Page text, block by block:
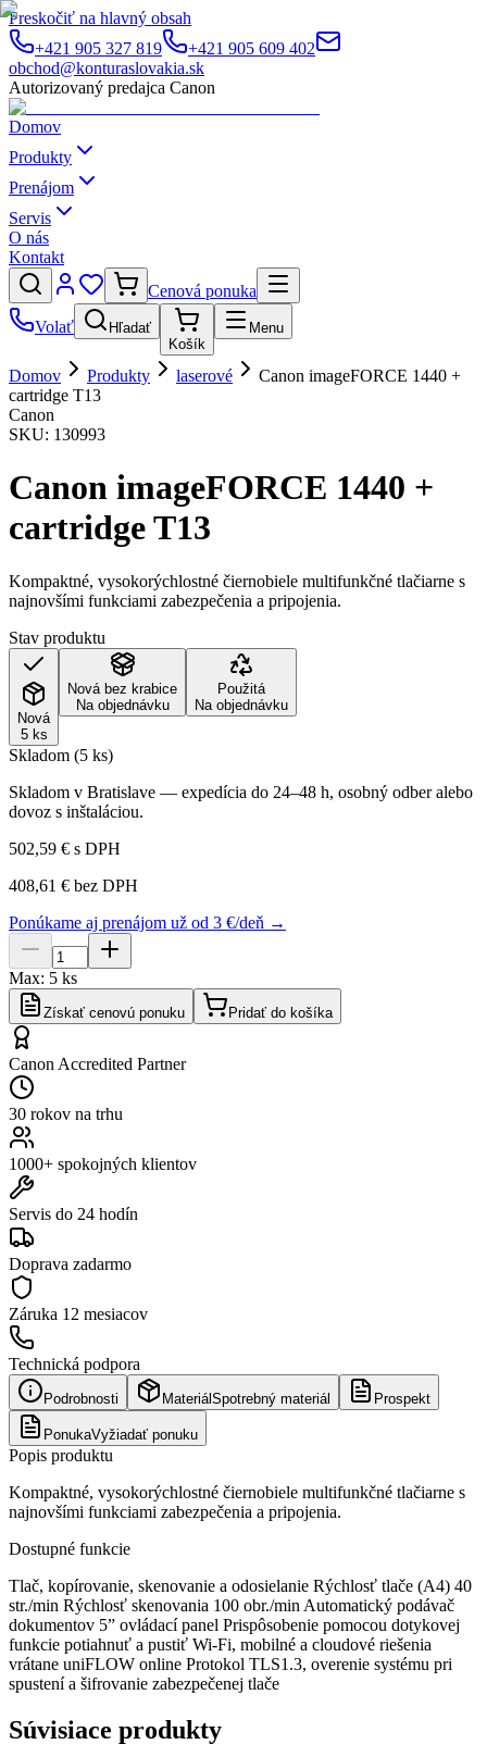
Preskočiť na hlavný obsah
+421 905 327 819
+421 905 609 402
obchod@konturaslovakia.sk
Autorizovaný predajca Canon
Domov
Produkty
Prenájom
Servis
O nás
Kontakt
Cenová ponuka
Volať
Hľadať
Košík
Menu
Domov Produkty laserové
Canon imageFORCE 1440 +
cartridge T13
Canon
SKU: 130993
Canon imageFORCE 1440 +
cartridge T13
Kompaktné, vysokorýchlostné čiernobiele multifunkčné tlačiarne s
najnovšími funkciami zabezpečenia a pripojenia.
Stav produktu
Nová
5 ks
Nová bez krabice
Na objednávku
Použitá
Na objednávku
Skladom (5 ks)
Skladom v Bratislave — expedícia do 24–48 h, osobný odber alebo
dovoz s inštaláciou.
502,59 € s DPH
408,61 € bez DPH
Ponúkame aj prenájom už od 3 €/deň →
Max: 5 ks
Získať cenovú ponuku Pridať do košíka
Canon Accredited Partner
30 rokov na trhu
1000+ spokojných klientov
Servis do 24 hodín
Doprava zadarmo
Záruka 12 mesiacov
Technická podpora
Podrobnosti Materiál Spotrebný materiál Prospekt
PonukaVyžiadať ponuku
Popis produktu
Kompaktné, vysokorýchlostné čiernobiele multifunkčné tlačiarne s
najnovšími funkciami zabezpečenia a pripojenia.
Dostupné funkcie
Tlač, kopírovanie, skenovanie a odosielanie Rýchlosť tlače (A4) 40
str./min Rýchlosť skenovania 100 obr./min Automatický podávač
dokumentov 5” ovládací panel Prispôsobenie pomocou dotykovej
funkcie potiahnuť a pustiť Wi-Fi, mobilné a cloudové riešenia
vrátane uniFLOW online Protokol TLS1.3, overenie systému pri
spustení a šifrovanie zabezpečenej tlače
Súvisiace produkty